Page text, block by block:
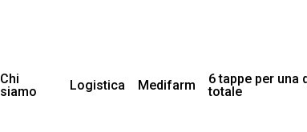
Chi
siamo
Logistica Medifarm
6 tappe per una
totale